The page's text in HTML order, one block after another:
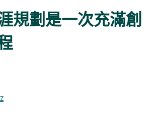
規劃是一次充滿創